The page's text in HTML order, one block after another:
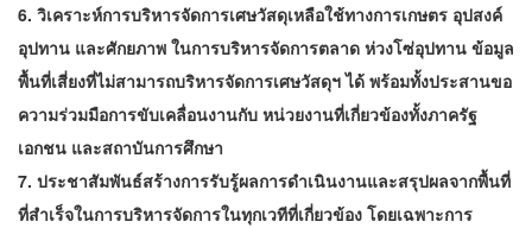
6. วิเคราะห์การบริหารจัดการเศษวัสดุเหลือใช้ทางการเกษตร อุปสงค์
อุปทาน และศักยภาพ ในการบริหารจัดการตลาด ห่วงโซ่อุปทาน ข้อมูล
พื้นที่เสี่ยงที่ไม่สามารถบริหารจัดการเศษวัสดุฯ ได้ พร้อมทั้งประสานขอ
ความร่วมมือการขับเคลื่อนงานกับ หน่วยงานที่เกี่ยวข้องทั้งภาครัฐ
เอกชน และสถาบันการศึกษา
7. ประชาสัมพันธ์สร้างการรับรู้ผลการดำเนินงานและสรุปผลจากพื้นที่
ที่สำเร็จในการบริหารจัดการในทุกเวทีที่เกี่ยวข้อง โดยเฉพาะการ